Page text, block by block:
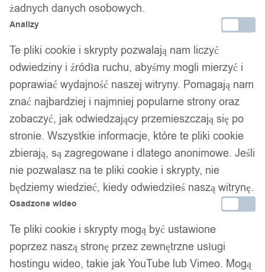
OGRODNICZA Eko
Twój zaufany marketplace oferujący najlepsze produkty
sprawdzonych marek. Bezpieczne zakupy z gwarancją jakości.
Facebook
żadnych danych osobowych.
Analizy
Te pliki cookie i skrypty pozwalają nam liczyć
odwiedziny i źródła ruchu, abyśmy mogli mierzyć i
poprawiać wydajność naszej witryny. Pomagają nam
znać najbardziej i najmniej popularne strony oraz
zobaczyć, jak odwiedzający przemieszczają się po
stronie. Wszystkie informacje, które te pliki cookie
zbierają, są zagregowane i dlatego anonimowe. Jeśli
nie pozwalasz na te pliki cookie i skrypty, nie
będziemy wiedzieć, kiedy odwiedziłeś naszą witrynę.
Osadzone wideo
Te pliki cookie i skrypty mogą być ustawione
poprzez naszą stronę przez zewnętrzne usługi
hostingu wideo, takie jak YouTube lub Vimeo. Mogą